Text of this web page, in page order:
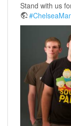
Stand with us